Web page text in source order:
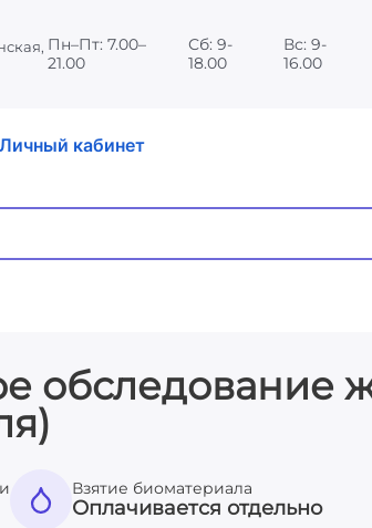
Пн–Пт: 7.00–
21.00
Сб: 9-
18.00
Вс: 9-
16.00
Личный кабинет
обследование
Взятие биоматериала
Оплачивается отдельно